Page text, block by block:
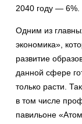
2040 году — 6%.
Одним из
экономика»,
развитие
данной сфере
только расти.
в том числе
павильоне